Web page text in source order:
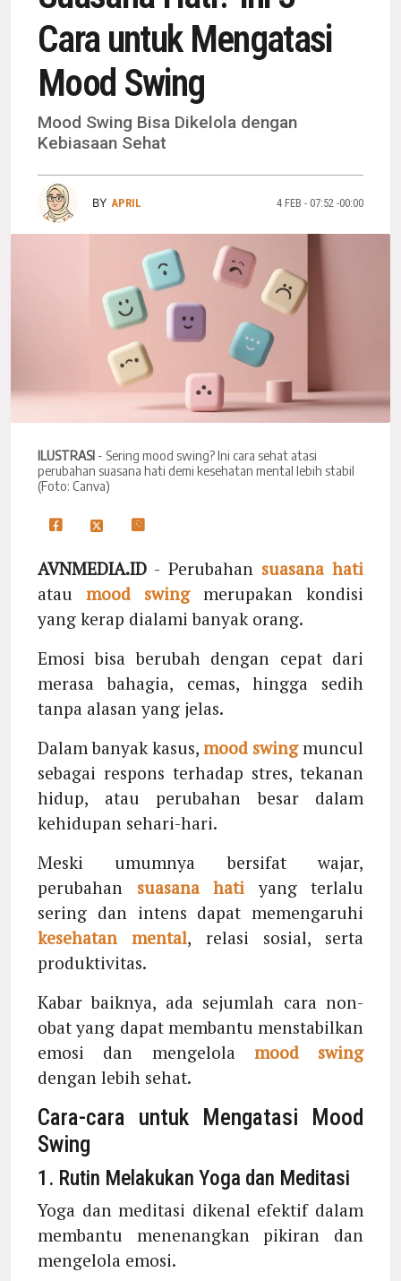
Cara untuk Mengatasi
Mood Swing
Mood Swing Bisa Dikelola dengan
Kebiasaan Sehat
BY APRIL 4 FEB - 07:52 -00:00
ILUSTRASI - Sering mood swing? Ini cara sehat atasi
perubahan suasana hati demi kesehatan mental lebih stabil
(Foto: Canva)
AVNMEDIA.ID - Perubahan suasana hati
atau mood swingmerupakan kondisi
yang kerap dialami banyak orang.
Emosi bisa berubah dengan cepat dari
merasa bahagia, cemas, hingga sedih
tanpa alasan yang jelas.
Dalam banyak kasus, mood swingmuncul
sebagai respons terhadap stres, tekanan
hidup, atau perubahan besar dalam
kehidupan sehari-hari.
Meski umumnya bersifat wajar,
perubahan suasana hati yang terlalu
sering dan intens dapat memengaruhi
kesehatan mental, relasi sosial, serta
produktivitas.
Kabar baiknya, ada sejumlah cara non-
obat yang dapat membantu menstabilkan
emosi dan mengelola mood swing
dengan lebih sehat.
Cara-cara untuk Mengatasi Mood
Swing
1. Rutin Melakukan Yoga dan Meditasi
Yoga dan meditasi dikenal efektif dalam
membantu menenangkan pikiran dan
mengelola emosi.